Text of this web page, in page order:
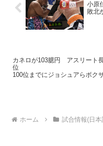
小原
敗北
カネロが103臆円 アスリート
位
100位までにジョシュアらボク
ホーム 試合情報(日本